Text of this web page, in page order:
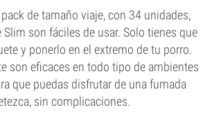
de tamaño viaje, con 34 unidades,
son fáciles de usar. Solo tienes que
y ponerlo en el extremo de tu porro.
son eficaces en todo tipo de ambientes
que puedas disfrutar de una fumada
sin complicaciones.